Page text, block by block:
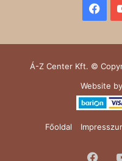
Á-Z Center Kft. ©
Website by
Főoldal